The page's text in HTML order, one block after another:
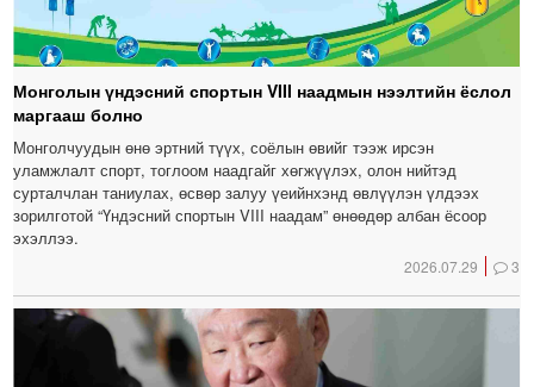
Монголын үндэсний спортын VIII наадмын нээлтийн ёслол
маргааш болно
Монголчуудын өнө эртний түүх, соёлын өвийг тээж ирсэн
уламжлалт спорт, тоглоом наадгайг хөгжүүлэх, олон нийтэд
сурталчлан таниулах, өсвөр залуу үеийнхэнд өвлүүлэн үлдээх
зорилготой “Үндэсний спортын VIII наадам” өнөөдөр албан ёсоор
эхэллээ.
2026.07.29 3